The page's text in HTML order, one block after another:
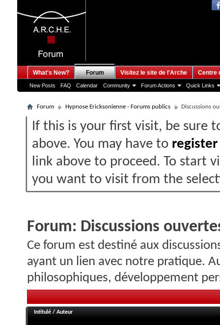
What's New? Forum
New Posts FAQ Calendar Community Forum Actions Quick Links
Visitez le site de l'Arche Centre
Forum Hypnose Ericksonienne - Forums publics Discussions
If this is your first visit, be sure
above. You may have to register
link above to proceed. To start
you want to visit from the
Forum: Discussions
Ce forum est destiné aux
ayant un lien avec notre pratique.
philosophiques, développement
Intitulé / Auteur